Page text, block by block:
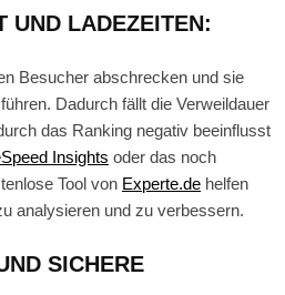
UND LADEZEITEN:
Besucher abschrecken und sie
Dadurch fällt die Verweildauer
das Ranking negativ beeinflusst
Insights oder das noch
Tool von Experte.de helfen
analysieren und zu verbessern.
SICHERE